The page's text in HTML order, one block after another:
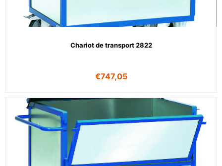
Chariot de transport 2822
€747,05